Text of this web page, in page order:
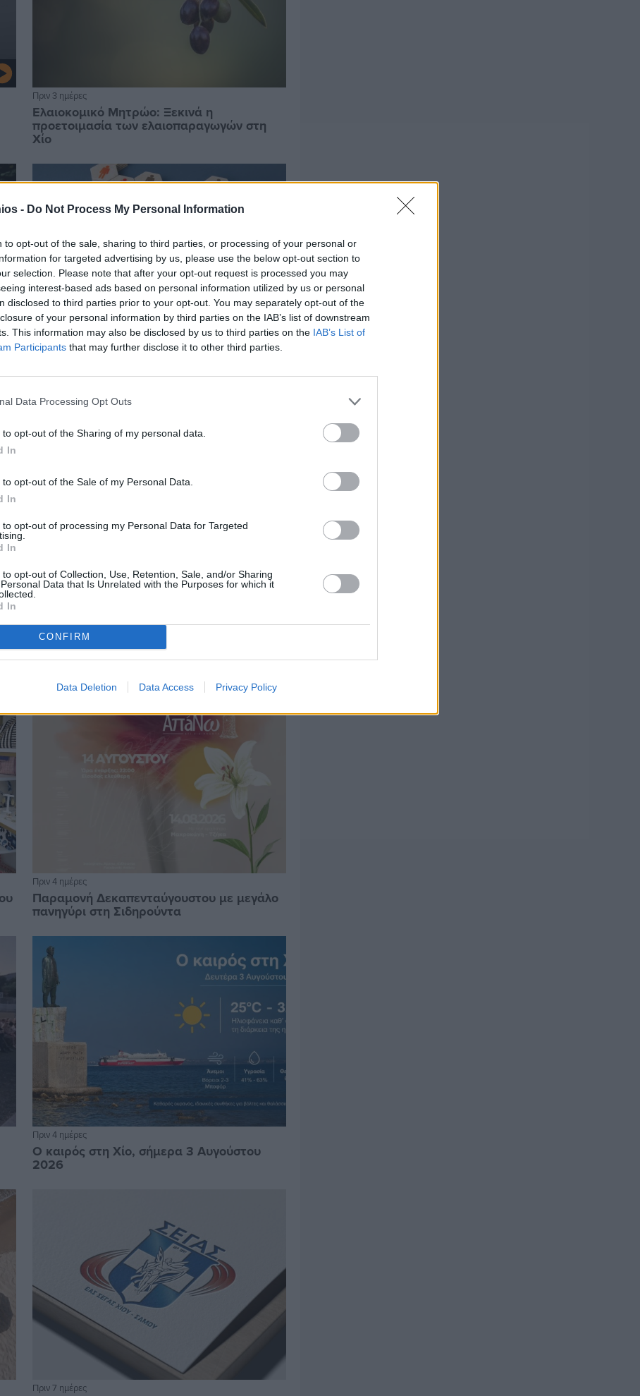
- Do Not Process My Personal Information
to opt-out of the sale, sharing to third parties, or processing of your personal or
for targeted advertising by us, please use the below opt-out section to
selection. Please note that after your opt-out request is processed you may
interest-based ads based on personal information utilized by us or personal
disclosed to third parties prior to your opt-out. You may separately opt-out of the
of your personal information by third parties on the IAB’s list of downstream
This information may also be disclosed by us to third parties on the IAB’s List of
Participants that may further disclose it to other third parties.
Data Processing Opt Outs
to opt-out of the Sharing of my personal data.
In
to opt-out of the Sale of my Personal Data.
In
to opt-out of processing my Personal Data for Targeted
In
to opt-out of Collection, Use, Retention, Sale, and/or Sharing
Data that Is Unrelated with the Purposes for which it
In
CONFIRM
Data Deletion Data Access Privacy Policy
Πριν 3 ημέρες
Ελαιοκομικό Μητρώο: Ξεκινά η
προετοιμασία των ελαιοπαραγωγών στη
Χίο
Αδειάζουν τα νησιά – Το δημογραφικό στο
Οδηγοί Δασικών Υπηρεσιών: Ζητούν
ένταξη στο ανθυγιεινό επίδομα
Πριν 4 ημέρες
Παραμονή Δεκαπενταύγουστου με μεγάλο
πανηγύρι στη Σιδηρούντα
Πριν 4 ημέρες
Ο καιρός στη Χίο, σήμερα 3 Αυγούστου
2026
Πριν 7 ημέρες